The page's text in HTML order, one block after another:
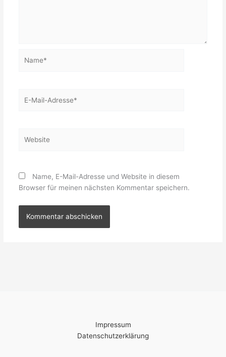
Mail-
Name, E-Mail-Adresse und Website in diesem
Browser für meinen nächsten Kommentar speichern.
Impressum
Datenschutzerklärung